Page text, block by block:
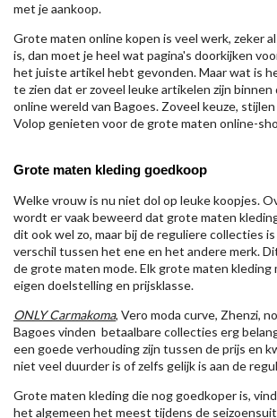
met je aankoop.
Grote maten online kopen is veel werk, zeker
is, dan moet je heel wat pagina's doorkijken
het juiste artikel hebt gevonden. Maar wat is
te zien dat er zoveel leuke artikelen zijn
online wereld van Bagoes. Zoveel keuze,
Volop genieten voor de grote maten online-
Grote maten kleding goedkoop
Welke vrouw is nu niet dol op leuke koopjes.
wordt er vaak beweerd dat grote maten
dit ook wel zo, maar bij de reguliere collecties
verschil tussen het ene en het andere merk.
de grote maten mode. Elk grote maten kleding
eigen doelstelling en prijsklasse.
ONLY Carmakoma, Vero moda curve, Zhenzi,
Bagoes vinden betaalbare collecties erg
een goede verhouding zijn tussen de prijs en
niet veel duurder is of zelfs gelijk is aan de
Grote maten kleding die nog goedkoper is,
het algemeen het meest tijdens de